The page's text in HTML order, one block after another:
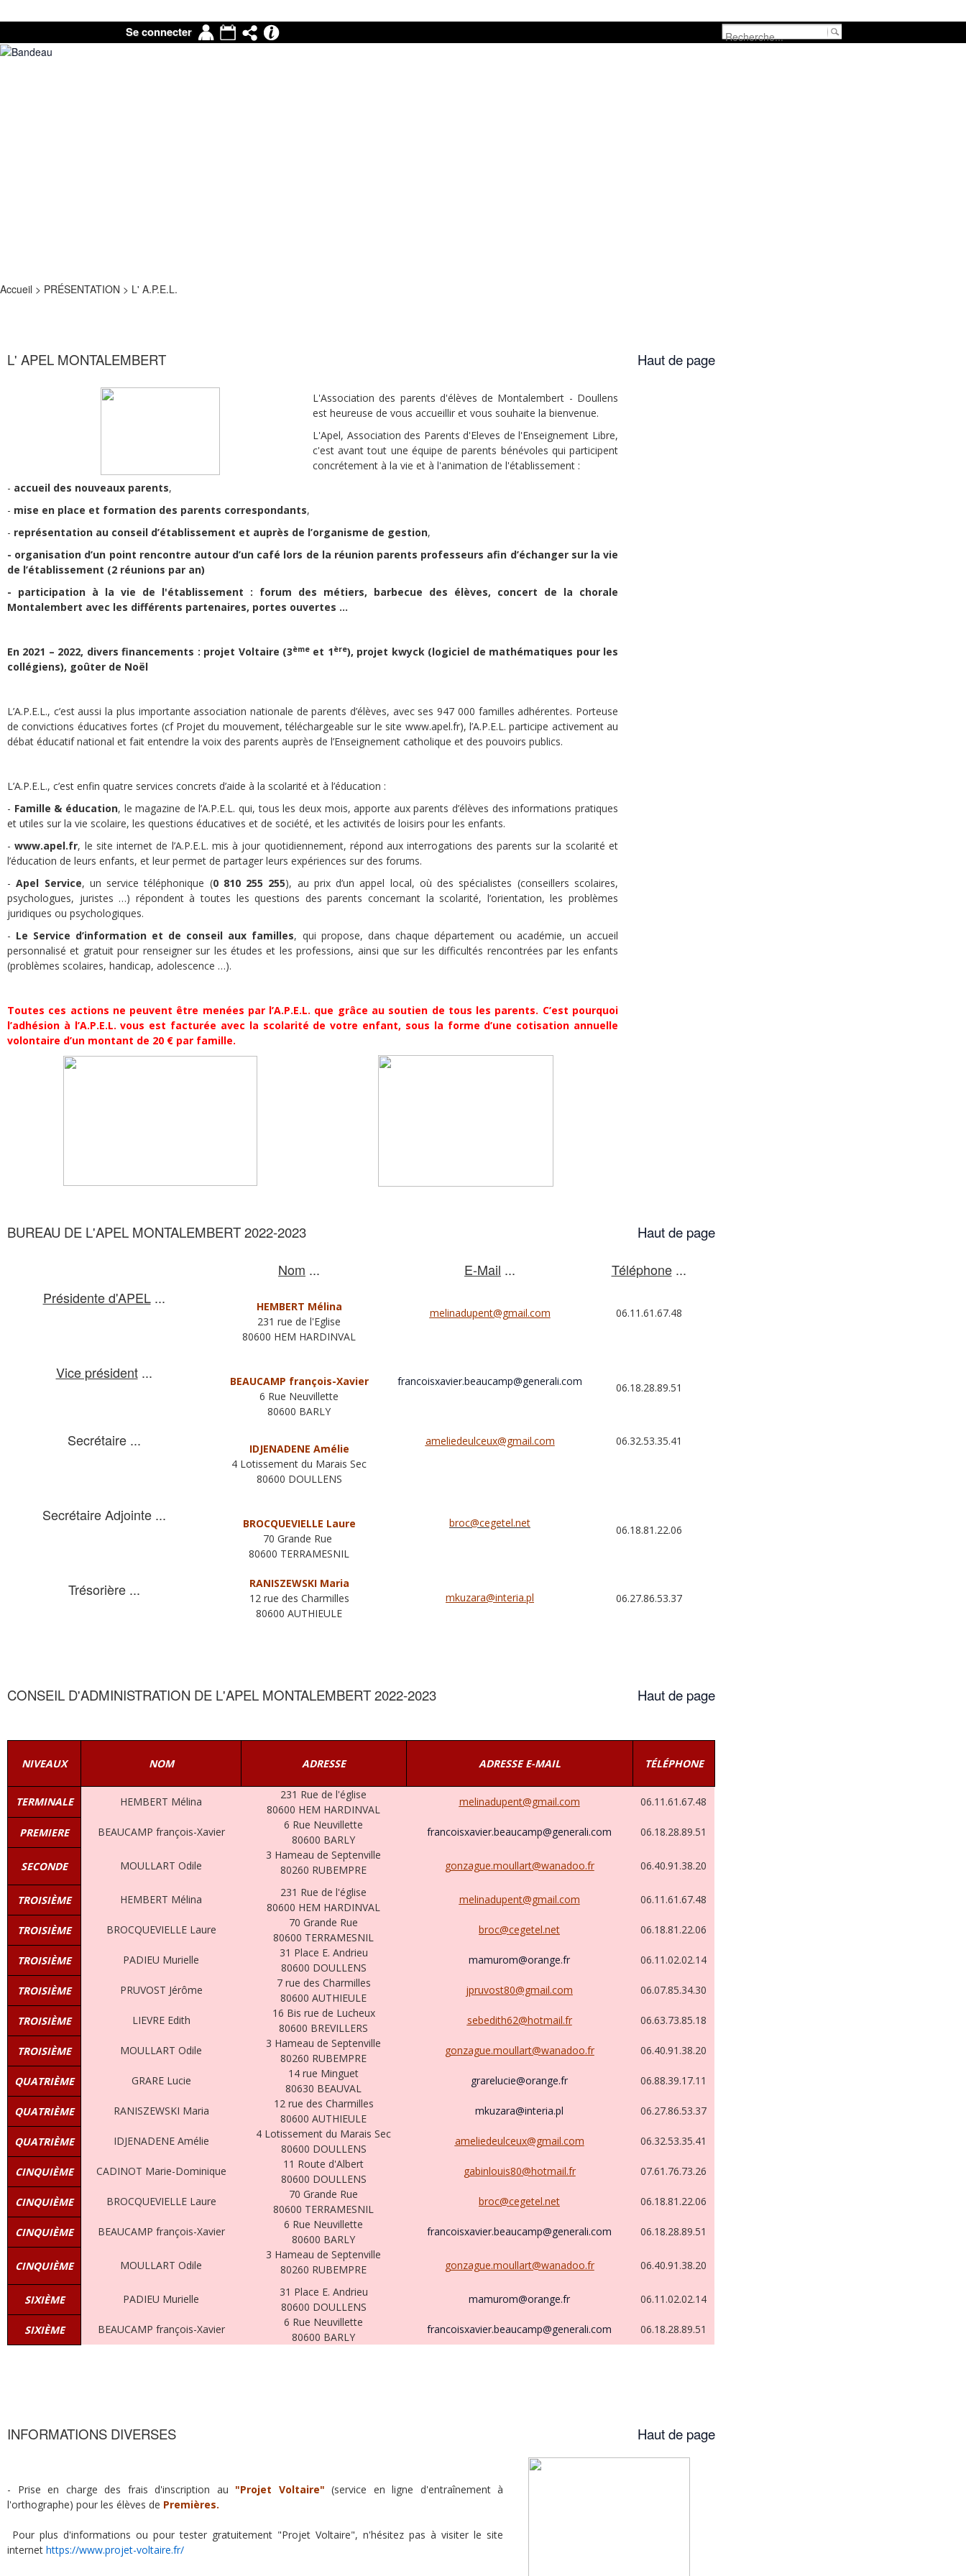
Se connecter
Mon AgendaPartage
Accueil > PRÉSENTATION > L' A.P.E.L.
L' APEL MONTALEMBERT Haut de page
L'Association des parents d'élèves de Montalembert - Doullens
est heureuse de vous accueillir et vous souhaite la bienvenue.
L'Apel, Association des Parents d'Eleves de l'Enseignement Libre,
c'est avant tout une équipe de parents bénévoles qui participent
concrétement à la vie et à l'animation de l'établissement :
- accueil des nouveaux parents,
- mise en place et formation des parents correspondants,
- représentation au conseil d’établissement et auprès de l’organisme de gestion,
- organisation d’un point rencontre autour d’un café lors de la réunion parents professeurs afin d’échanger sur la vie
de l’établissement (2 réunions par an)
- participation à la vie de l'établissement : forum des métiers, barbecue des élèves, concert de la chorale
Montalembert avec les différents partenaires, portes ouvertes ...
En 2021 – 2022, divers financements : projet Voltaire (3ème et 1ère), projet kwyck (logiciel de mathématiques pour les
collégiens), goûter de Noël
L’A.P.E.L., c’est aussi la plus importante association nationale de parents d’élèves, avec ses 947 000 familles adhérentes. Porteuse
de convictions éducatives fortes (cf Projet du mouvement, téléchargeable sur le site www.apel.fr), l’A.P.E.L. participe activement au
débat éducatif national et fait entendre la voix des parents auprès de l’Enseignement catholique et des pouvoirs publics.
L’A.P.E.L., c’est enfin quatre services concrets d’aide à la scolarité et à l’éducation :
- Famille & éducation, le magazine de l’A.P.E.L. qui, tous les deux mois, apporte aux parents d’élèves des informations pratiques
et utiles sur la vie scolaire, les questions éducatives et de société, et les activités de loisirs pour les enfants.
-www.apel.fr, le site internet de l’A.P.E.L. mis à jour quotidiennement, répond aux interrogations des parents sur la scolarité et
l’éducation de leurs enfants, et leur permet de partager leurs expériences sur des forums.
-Apel Service, un service téléphonique (0 810 255 255), au prix d’un appel local, où des spécialistes (conseillers scolaires,
psychologues, juristes …) répondent à toutes les questions des parents concernant la scolarité, l’orientation, les problèmes
juridiques ou psychologiques.
- Le Service d’information et de conseil aux familles, qui propose, dans chaque département ou académie, un accueil
personnalisé et gratuit pour renseigner sur les études et les professions, ainsi que sur les difficultés rencontrées par les enfants
(problèmes scolaires, handicap, adolescence …).
Toutes ces actions ne peuvent être menées par l’A.P.E.L. que grâce au soutien de tous les parents. C’est pourquoi
l’adhésion à l’A.P.E.L. vous est facturée avec la scolarité de votre enfant, sous la forme d’une cotisation annuelle
volontaire d’un montant de 20 € par famille.
BUREAU DE L'APEL MONTALEMBERT 2022-2023
Haut de page
Nom ... E-Mail ... Téléphone...
Présidente d'APEL...
HEMBERT Mélina
231 rue de l'Eglise
80600 HEM HARDINVAL
melinadupent@gmail.com 06.11.61.67.48
Vice président...
BEAUCAMP françois-Xavier
6 Rue Neuvillette
80600 BARLY
francoisxavier.beaucamp@generali.com 06.18.28.89.51
Secrétaire...
IDJENADENE Amélie
4 Lotissement du Marais Sec
80600 DOULLENS
ameliedeulceux@gmail.com 06.32.53.35.41
Secrétaire Adjointe...
BROCQUEVIELLE Laure
70 Grande Rue
80600 TERRAMESNIL
broc@cegetel.net
06.18.81.22.06
Trésorière...
RANISZEWSKI Maria
12 rue des Charmilles
80600 AUTHIEULE
mkuzara@interia.pl 06.27.86.53.37
CONSEIL D'ADMINISTRATION DE L'APEL MONTALEMBERT 2022-2023 Haut de page
NIVEAUX NOM ADRESSE ADRESSE E-MAIL TÉLÉPHONE
TERMINALE HEMBERT Mélina
231 Rue de l'église
80600 HEM HARDINVAL
melinadupent@gmail.com 06.11.61.67.48
PREMIERE BEAUCAMP françois-Xavier
6 Rue Neuvillette
80600 BARLY
francoisxavier.beaucamp@generali.com 06.18.28.89.51
SECONDE MOULLART Odile
3 Hameau de Septenville
80260 RUBEMPRE
gonzague.moullart@wanadoo.fr 06.40.91.38.20
TROISIÈME HEMBERT Mélina
231 Rue de l'église
80600 HEM HARDINVAL
melinadupent@gmail.com 06.11.61.67.48
TROISIÈME BROCQUEVIELLE Laure
70 Grande Rue
80600 TERRAMESNIL
broc@cegetel.net 06.18.81.22.06
TROISIÈME PADIEU Murielle
31 Place E. Andrieu
80600 DOULLENS
mamurom@orange.fr 06.11.02.02.14
TROISIÈME PRUVOST Jérôme
7 rue des Charmilles
80600 AUTHIEULE
jpruvost80@gmail.com 06.07.85.34.30
TROISIÈME LIEVRE Edith
16 Bis rue de Lucheux
80600 BREVILLERS
sebedith62@hotmail.fr 06.63.73.85.18
TROISIÈME MOULLART Odile
3 Hameau de Septenville
80260 RUBEMPRE
gonzague.moullart@wanadoo.fr 06.40.91.38.20
QUATRIÈME GRARE Lucie
14 rue Minguet
80630 BEAUVAL
grarelucie@orange.fr 06.88.39.17.11
QUATRIÈME RANISZEWSKI Maria
12 rue des Charmilles
80600 AUTHIEULE
mkuzara@interia.pl 06.27.86.53.37
QUATRIÈME IDJENADENE Amélie
4 Lotissement du Marais Sec
80600 DOULLENS
ameliedeulceux@gmail.com 06.32.53.35.41
CINQUIÈME CADINOT Marie-Dominique
11 Route d'Albert
80600 DOULLENS
gabinlouis80@hotmail.fr 07.61.76.73.26
CINQUIÈME BROCQUEVIELLE Laure
70 Grande Rue
80600 TERRAMESNIL
broc@cegetel.net 06.18.81.22.06
CINQUIÈME BEAUCAMP françois-Xavier
6 Rue Neuvillette
80600 BARLY
francoisxavier.beaucamp@generali.com 06.18.28.89.51
CINQUIÈME MOULLART Odile
3 Hameau de Septenville
80260 RUBEMPRE
gonzague.moullart@wanadoo.fr 06.40.91.38.20
SIXIÈME PADIEU Murielle
31 Place E. Andrieu
80600 DOULLENS
mamurom@orange.fr 06.11.02.02.14
SIXIÈME BEAUCAMP françois-Xavier
6 Rue Neuvillette
80600 BARLY
francoisxavier.beaucamp@generali.com 06.18.28.89.51
INFORMATIONS DIVERSES Haut de page
- Prise en charge des frais d'inscription au "Projet Voltaire" (service en ligne d'entraînement à
l'orthographe) pour les élèves de Premières.
Pour plus d'informations ou pour tester gratuitement "Projet Voltaire", n'hésitez pas à visiter le site
internet https://www.projet-voltaire.fr/